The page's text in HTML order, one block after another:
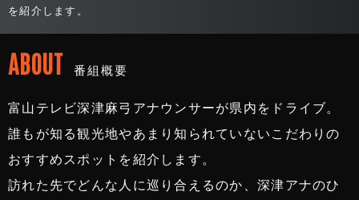
を紹介します。
ABOUT 番組概要
富山テレビ深津麻弓アナウンサーが県内をドライブ。
誰もが知る観光地やあまり知られていないこだわりの
おすすめスポットを紹介します。
訪れた先でどんな人に巡り合えるのか、深津アナのひ